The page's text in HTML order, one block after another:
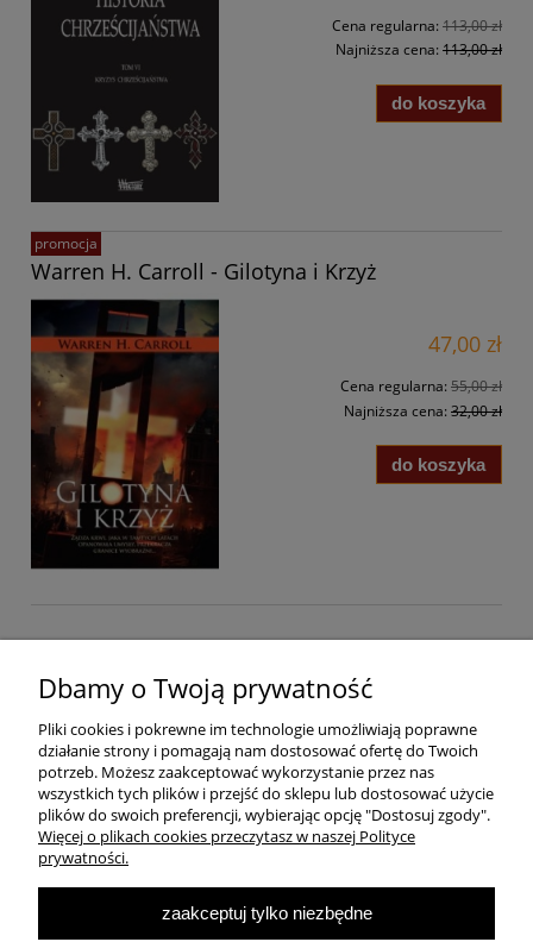
Cena regularna: 113,00 zł
Najniższa cena: 113,00 zł
do koszyka
Warren H. Carroll - Gilotyna i Krzyż
47,00 zł
Cena regularna: 55,00 zł
Najniższa cena: 32,00 zł
do koszyka
promocja
Pomoc
Dostawa
Moje konto
Dbamy o Twoją prywatność
Pliki cookies i pokrewne im technologie umożliwiają poprawne
działanie strony i pomagają nam dostosować ofertę do Twoich
potrzeb. Możesz zaakceptować wykorzystanie przez nas
wszystkich tych plików i przejść do sklepu lub dostosować użycie
plików do swoich preferencji, wybierając opcję "Dostosuj zgody".
Więcej o plikach cookies przeczytasz w naszej Polityce
prywatności.
zaakceptuj tylko niezbędne